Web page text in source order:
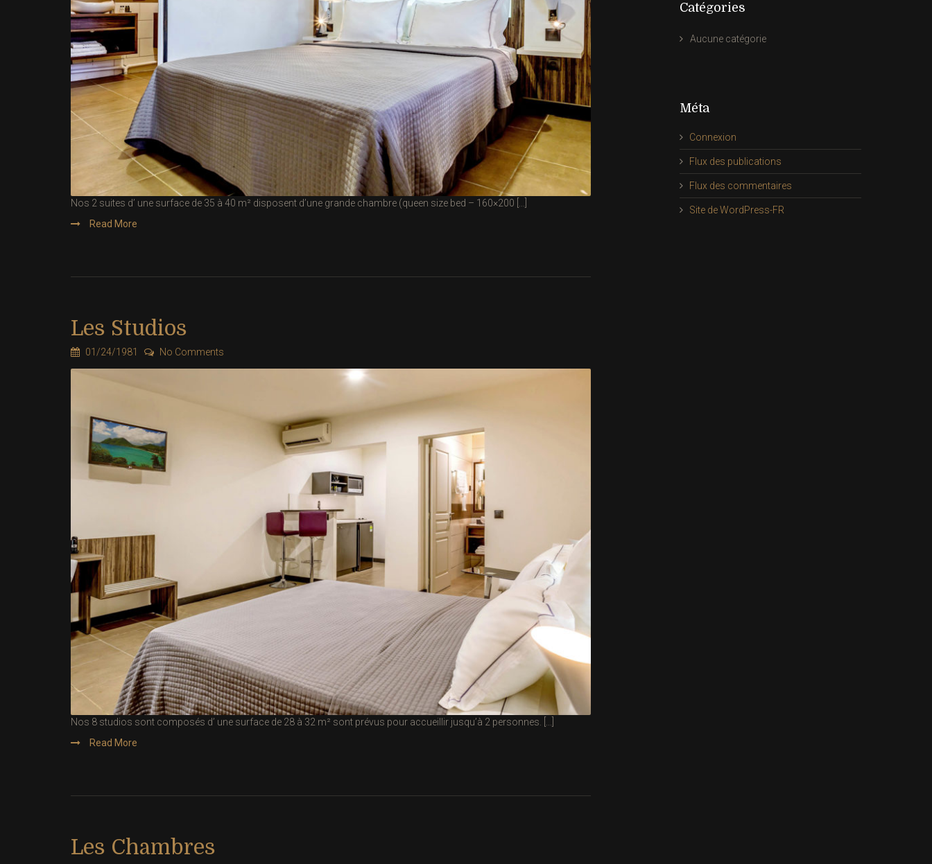
Nos 2 suites d’ une surface de 35 à 40 m² disposent d’une grande chambre (queen size bed – 160×200 [...]
Read More
Les Studios
01/24/1981 No Comments
Nos 8 studios sont composés d’ une surface de 28 à 32 m² sont prévus pour accueillir jusqu’à 2 personnes. [...]
Read More
Les Chambres
Catégories
Aucune catégorie
Méta
Connexion
Flux des publications
Flux des commentaires
Site de WordPress-FR